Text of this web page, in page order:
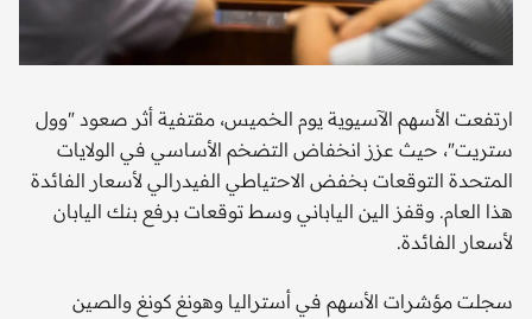
ارتفعت الأسهم الآسيوية يوم الخميس، مقتفية أثر صعود "وول
ستريت"، حيث عزز انخفاض التضخم الأساسي في الولايات
المتحدة التوقعات بخفض الاحتياطي الفيدرالي لأسعار الفائدة
هذا العام. وقفز الين الياباني وسط توقعات برفع بنك اليابان
لأسعار الفائدة.
سجلت مؤشرات الأسهم في أستراليا وهونغ كونغ والصين